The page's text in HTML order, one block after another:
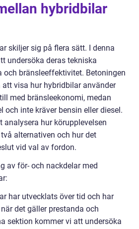
hybridbilar
skiljer sig på flera sätt. I denna
undersöka deras tekniska
och bränsleeffektivitet. Betoningen
visa hur hybridbilar använder
med bränsleekonomi, medan
och inte kräver bensin eller diesel.
analysera hur körupplevelsen
alternativen och hur det
vid val av fordon.
av för- och nackdelar med
har utvecklats över tid och har
det gäller prestanda och
sektion kommer vi att undersöka